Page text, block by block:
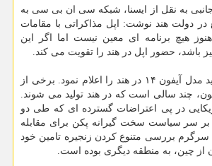
به نقل از ایسنا، شبکه سی ان بی سی به
در دولت هند نوشت: اپل مذاکراتی با مقامات
هیچ برنامه ای معین نیست اما اگر این
باشد، حضور اپل در هند را تقویت می کند.
اپل اوایل امسال تولید مدل آیفون ۱۴ در هند را اعلام نمود. برخی از
چند سالی است که در هند تولید می شوند.
در پی اعتراضات گسترده ای که طی دو
سر سیاست سخت گیرانه پکن برای مقابله
سرگرم بررسی متنوع کردن زنجیره تامین خود
از چین، به منطقه دیگری بوده است.